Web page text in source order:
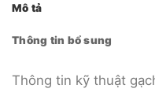
Mô tả
Thông tin bổ sung
Thông tin kỹ thuật